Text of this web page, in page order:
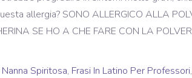
Nanna Spiritosa, Frasi In Latino Per Professori,